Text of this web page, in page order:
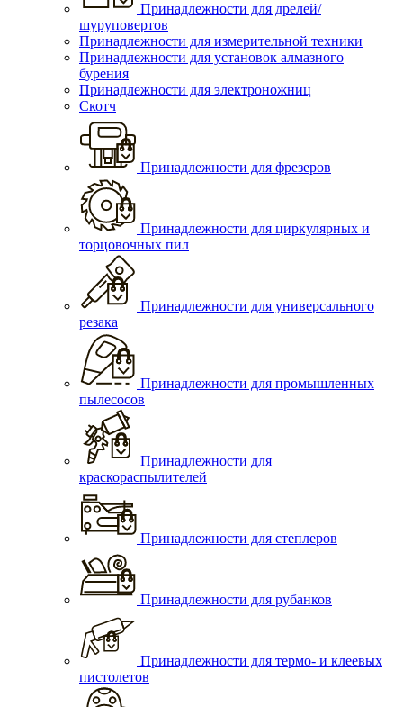
Принадлежности для дрелей/
шуруповертов
Принадлежности для измерительной техники
Принадлежности для установок алмазного
бурения
Принадлежности для электроножниц
Скотч
Принадлежности для фрезеров
Принадлежности для циркулярных и
торцовочных пил
Принадлежности для универсального
резака
Принадлежности для промышленных
пылесосов
Принадлежности для
краскораспылителей
Принадлежности для степлеров
Принадлежности для рубанков
Принадлежности для термо- и клеевых
пистолетов